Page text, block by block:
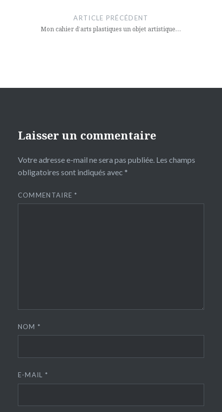
l’article
ARTICLE PRÉCÉDENT
Mon cahier d’arts plastiques un objet artistique…
Laisser un commentaire
Votre adresse e-mail ne sera pas publiée. Les champs
obligatoires sont indiqués avec *
COMMENTAIRE*
NOM*
E-MAIL *